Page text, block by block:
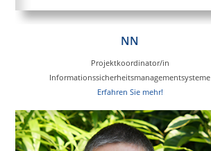
NN
Projektkoordinator/in
Informationssicherheitsmanagementsysteme
Erfahren Sie mehr!